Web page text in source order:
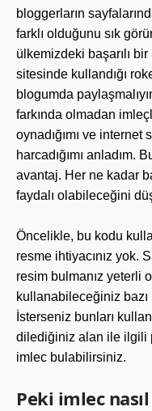
bloggerların
farklı olduğunu sık
ülkemizdeki başarılı
sitesinde kullandığı
blogumda
farkında olmadan
oynadığımı ve
harcadığımı anladım.
avantaj. Her ne kadar
faydalı olabileceğini
Öncelikle, bu kodu
resme ihtiyacınız yok.
resim bulmanız yeterli
kullanabileceğiniz
İsterseniz bunları
dilediğiniz alan ile ilgili
imlec bulabilirsiniz.
Peki imlec